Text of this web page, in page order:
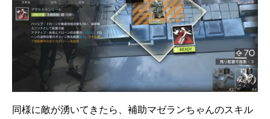
同様に敵が湧いてきたら、補助マゼランちゃんのスキル